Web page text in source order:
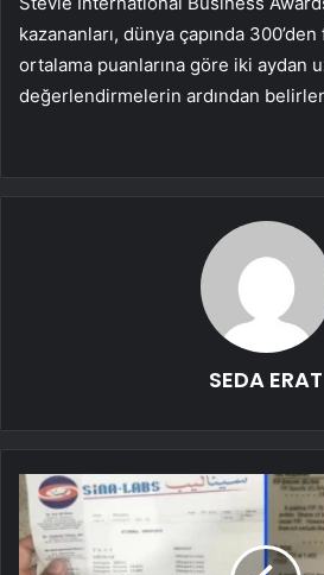
kazananları, dünya çapında
ortalama puanlarına göre iki aydan
değerlendirmelerin ardından
SEDA ERAT